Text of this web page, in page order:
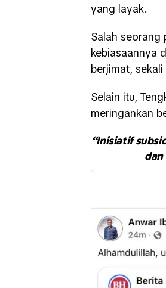
yang layak.
Salah seorang
kebiasaannya
berjimat,
Selain itu,
meringankan
“Inisiatif